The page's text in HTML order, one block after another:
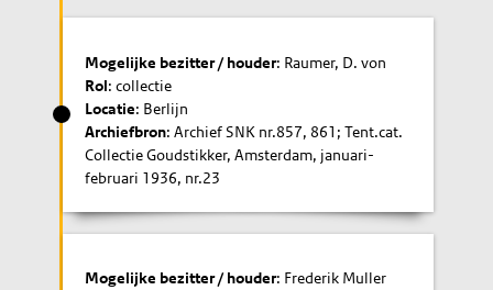
Mogelijke bezitter / houder: Raumer, D. von
Rol: collectie
Locatie: Berlijn
Archiefbron: Archief SNK nr.857, 861; Tent.cat.
Collectie Goudstikker, Amsterdam, januari-
februari 1936, nr.23
Mogelijke bezitter / houder: Frederik Muller